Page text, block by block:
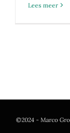
Lees meer
©2024 - Marco